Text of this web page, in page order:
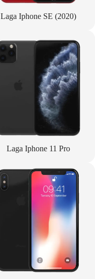
Laga Iphone SE (2020)
Laga Iphone 11 Pro